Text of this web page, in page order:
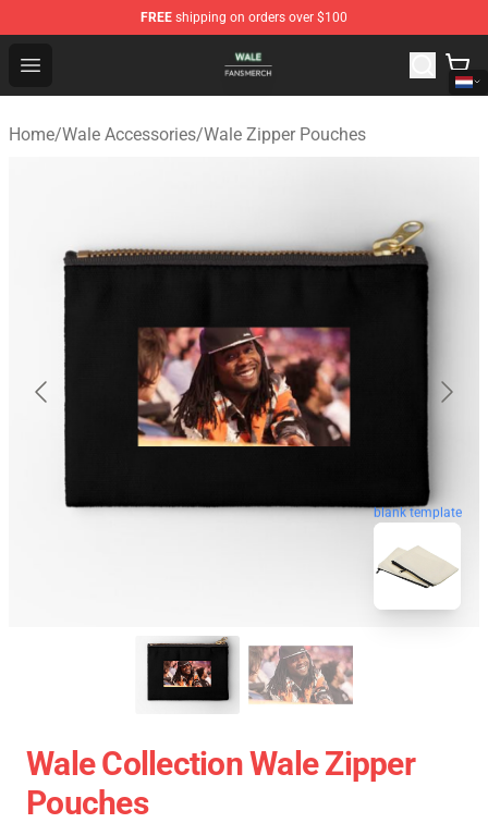
FREE shipping on orders over $100
Open menu
Wale Shop - Official Wale Merchandise Store
Home/Wale Accessories/Wale Zipper Pouches
blank template
Wale Collection Wale Zipper
Pouches